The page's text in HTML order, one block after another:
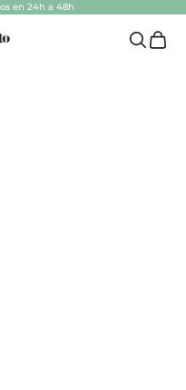
en 24h a 48h
AbrirAbrir